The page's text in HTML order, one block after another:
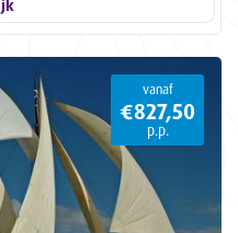
vanaf
€827,50
p.p.